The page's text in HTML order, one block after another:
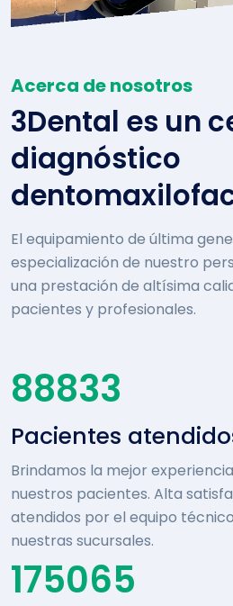
Acerca de nosotros
3Dental es un
diagnóstico
El equipamiento de última
especialización de nuestro
una prestación de altísima
pacientes y profesionales.
88833
Pacientes
Brindamos la mejor
nuestros pacientes. Alta
atendidos por el equipo
nuestras sucursales.
175065